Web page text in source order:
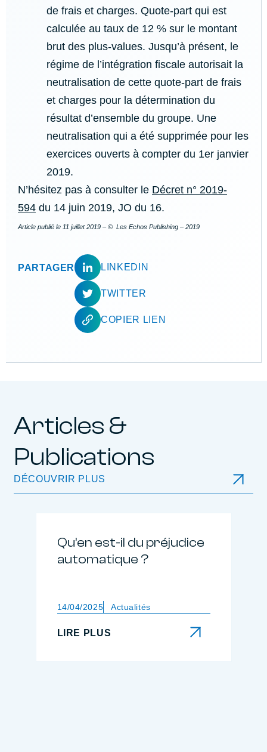
de frais et charges. Quote-part qui est
calculée au taux de 12 % sur le montant
brut des plus-values. Jusqu’à présent, le
régime de l’intégration fiscale autorisait la
neutralisation de cette quote-part de frais
et charges pour la détermination du
résultat d’ensemble du groupe. Une
neutralisation qui a été supprimée pour les
exercices ouverts à compter du 1er janvier
2019.
N’hésitez pas à consulter le Décret n° 2019-
594 du 14 juin 2019, JO du 16.
Article publié le 11 juillet 2019 – © Les Echos Publishing – 2019
PARTAGER LINKEDIN
TWITTER
COPIER LIEN
Articles &
Publications
DÉCOUVRIR PLUS
Qu’en est-il du préjudice
automatique ?
14/04/2025 Actualités
LIRE PLUS